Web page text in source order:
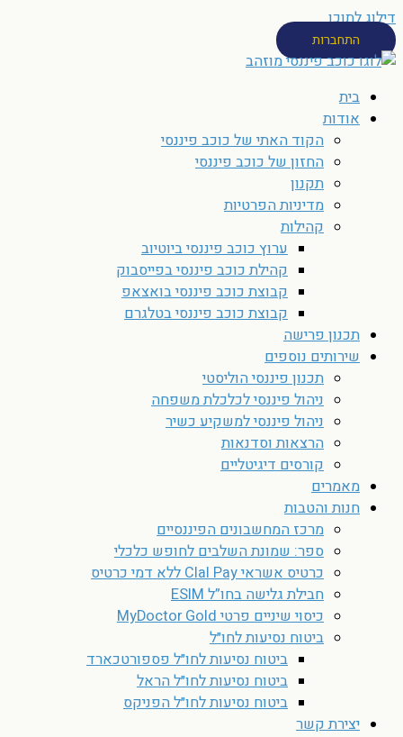
דילוג לתוכן
התחברות
בית
אודות
הקוד האתי של כוכב פיננסי
החזון של כוכב פיננסי
תקנון
מדיניות הפרטיות
קהילות
ערוץ כוכב פיננסי ביוטיוב
קהילת כוכב פיננסי בפייסבוק
קבוצת כוכב פיננסי בואצאפ
קבוצת כוכב פיננסי בטלגרם
תכנון פרישה
שירותים נוספים
תכנון פיננסי הוליסטי
ניהול פיננסי לכלכלת משפחה
ניהול פיננסי למשקיע כשיר
הרצאות וסדנאות
קורסים דיגיטליים
מאמרים
חנות והטבות
מרכז המחשבונים הפיננסיים
ספר: שמונת השלבים לחופש כלכלי
כרטיס אשראי Clal Pay ללא דמי כרטיס
חבילת גלישה בחו”ל ESIM
כיסוי שיניים פרטי MyDoctor Gold
ביטוח נסיעות לחו״ל
ביטוח נסיעות לחו״ל פספורטכארד
ביטוח נסיעות לחו״ל הראל
ביטוח נסיעות לחו״ל הפניקס
יצירת קשר